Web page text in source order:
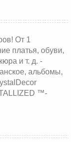
От 1
платья, обуви,
и т. д. -
альбомы,
™-